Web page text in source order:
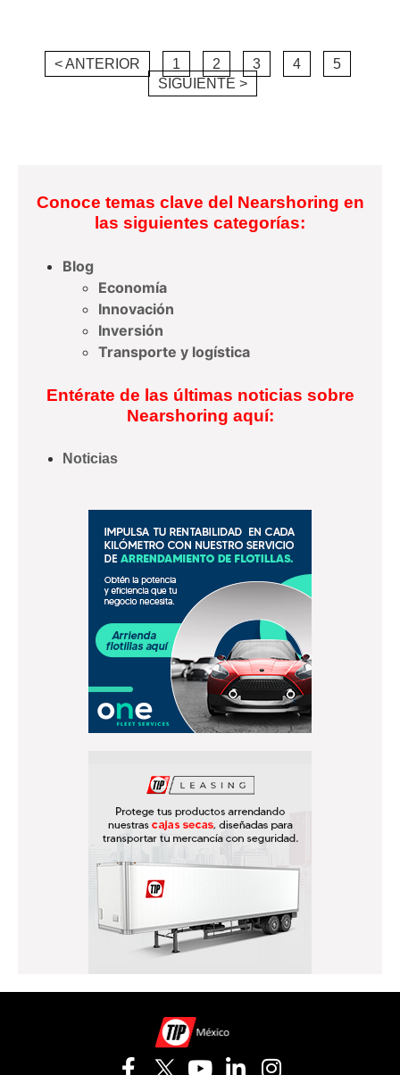
< ANTERIOR 1 2 3 4
5
SIGUIENTE >
Conoce temas clave del Nearshoring en
las siguientes categorías:
Blog
Economía
Innovación
Inversión
Transporte y logística
Entérate de las últimas noticias sobre
Nearshoring aquí:
Noticias